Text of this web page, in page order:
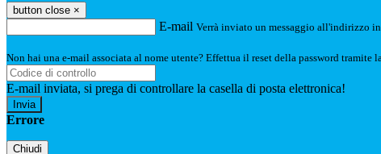
button close ×
E-mail Verrà inviato un messaggio all'indirizzo
Non hai una e-mail associata al nome utente? Effettua il reset della password tramite
E-mail inviata, si prega di controllare la casella di posta elettronica!
Errore
Chiudi